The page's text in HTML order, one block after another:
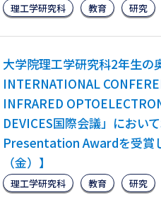
理工学研究科 教育 研究
大学院理工学研究科2年生の
INTERNATIONAL
INFRARED
DEVICES国際会議」におい
Presentation Awardを受賞
（金）】
理工学研究科 教育 研究